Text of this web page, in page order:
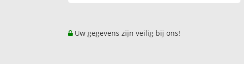
Uw gegevens zijn veilig bij ons!